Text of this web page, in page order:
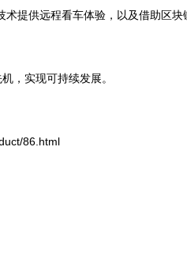
提供远程看车体验，以及借助区
，实现可持续发展。
86.html